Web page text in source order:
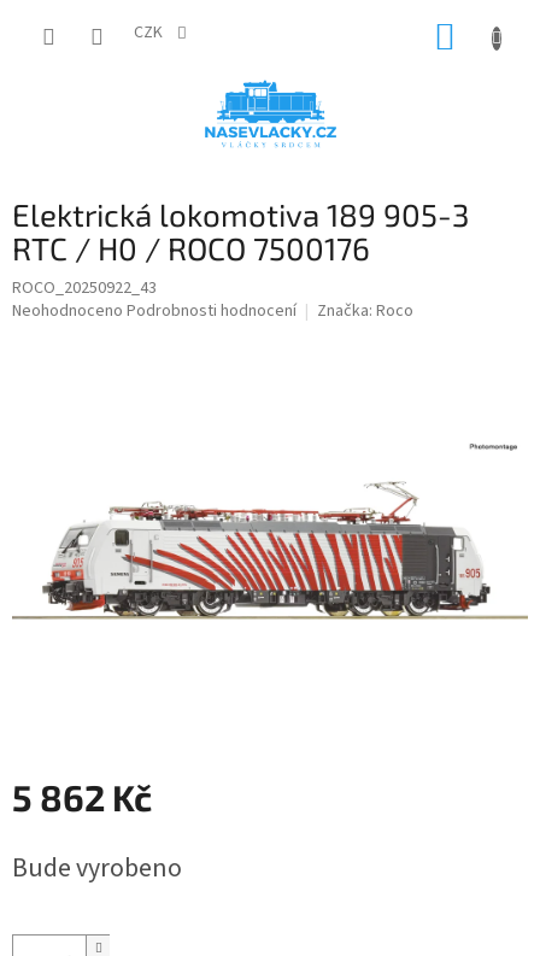
CZK
Elektrická lokomotiva 189 905-3
RTC / H0 / ROCO 7500176
ROCO_20250922_43
Průměrné
Neohodnoceno Podrobnosti hodnocení Značka: Roco
5 862 Kč
cena:
Bude vyrobeno